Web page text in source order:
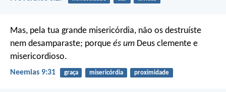
Mas, pela tua grande misericórdia, não os destruíste
nem desamparaste; porque és um Deus clemente e
misericordioso.
Neemias 9:31 graça misericórdia proximidade